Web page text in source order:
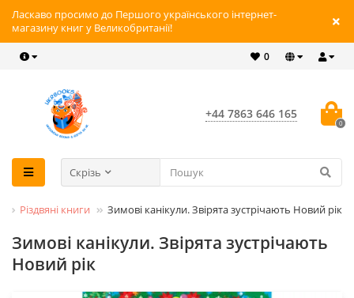
Ласкаво просимо до Першого українського інтернет-
магазину книг у Великобританії!
0
+44 7863 646 165
0
Скрізь
Різдвяні книги Зимові канікули. Звірята зустрічають Новий рік
Зимові канікули. Звірята зустрічають
Новий рік